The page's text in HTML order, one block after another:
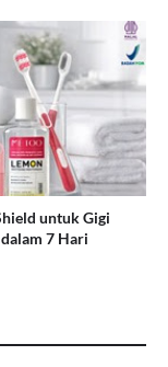
untuk Gigi
7 Hari